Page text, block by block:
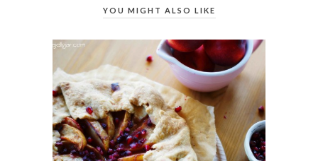
YOU MIGHT ALSO LIKE